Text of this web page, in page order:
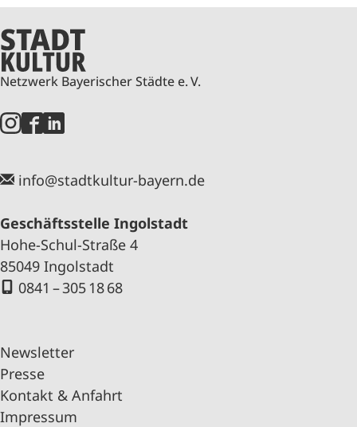
Netzwerk Bayerischer Städte e. V.
info@stadtkultur-bayern.de
Geschäftsstelle Ingolstadt
Hohe-Schul-Straße 4
85049 Ingolstadt
0841 – 305 18 68
Newsletter
Presse
Kontakt & Anfahrt
Impressum